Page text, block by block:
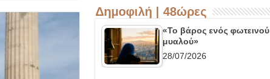
Δημοφιλή | 48ώρες
«Το βάρος ενός φωτεινού
μυαλού»
28/07/2026